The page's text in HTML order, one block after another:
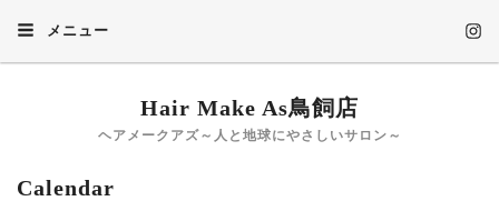
メニュー
Hair Make As鳥飼店
ヘアメークアズ～人と地球にやさしいサロン～
Calendar